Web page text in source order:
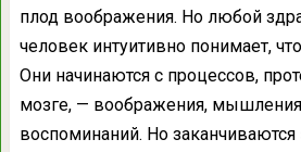
плод воображения. Но любой
человек интуитивно понимает,
Они начинаются с процессов,
мозге, — воображения,
воспоминаний. Но